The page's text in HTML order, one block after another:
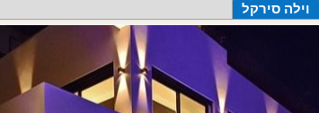
וילה סירקל